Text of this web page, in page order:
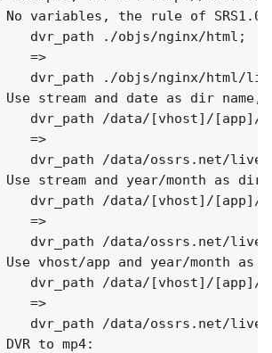
No variables, the rule of
dvr_path ./objs/nginx/html;
=>
dvr_path ./objs/nginx/html/
Use stream and date as dir name,
dvr_path /data/[vhost]/
=>
dvr_path /data/ossrs.net/
Use stream and year/month as dir
dvr_path /data/[vhost]/
=>
dvr_path /data/ossrs.net/
Use vhost/app and year/month as
dvr_path /data/[vhost]/
=>
dvr_path /data/ossrs.net/
DVR to mp4: